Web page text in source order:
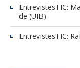
EntrevistesTIC:
de (UIB)
EntrevistesTIC: